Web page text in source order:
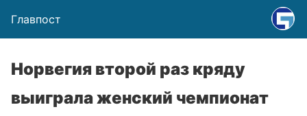
Главпост
Норвегия второй раз кряду
выиграла женский чемпионат